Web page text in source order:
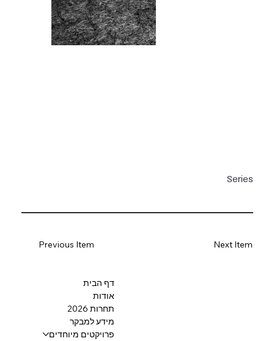
Series
Next Item
Previous Item
דף הבית
אודות
תחרות 2026
מידע למבקר
פרויקטים מיוחדים